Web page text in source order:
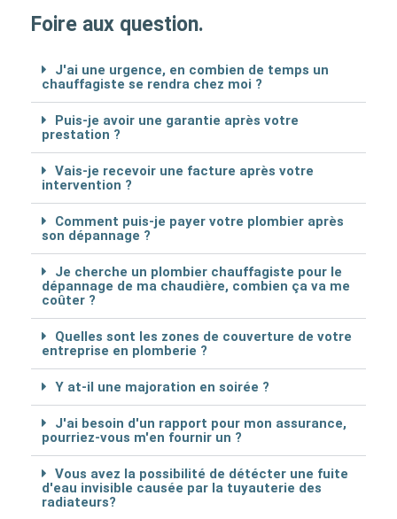
Foire aux question.
J'ai une urgence, en combien de temps un
chauffagiste se rendra chez moi ?
Puis-je avoir une garantie après votre
prestation ?
Vais-je recevoir une facture après votre
intervention ?
Comment puis-je payer votre plombier après
son dépannage ?
Je cherche un plombier chauffagiste pour le
dépannage de ma chaudière, combien ça va me
coûter ?
Quelles sont les zones de couverture de votre
entreprise en plomberie ?
Y at-il une majoration en soirée ?
J'ai besoin d'un rapport pour mon assurance,
pourriez-vous m'en fournir un ?
Vous avez la possibilité de détécter une fuite
d'eau invisible causée par la tuyauterie des
radiateurs?